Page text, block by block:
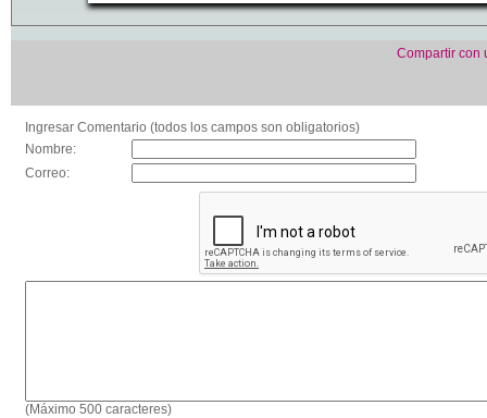
Compartir con
Ingresar Comentario (todos los campos son obligatorios)
Nombre:
Correo:
(Máximo 500 caracteres)